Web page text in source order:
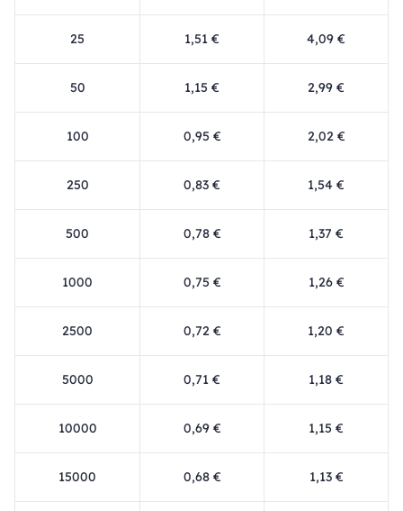
25 1,51 € 4,09 €
50 1,15 € 2,99 €
100 0,95 € 2,02 €
250 0,83 € 1,54 €
500 0,78 € 1,37 €
1000 0,75 € 1,26 €
2500 0,72 € 1,20 €
5000 0,71 € 1,18 €
10000 0,69 € 1,15 €
15000 0,68 € 1,13 €